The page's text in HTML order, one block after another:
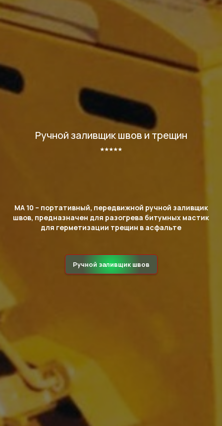
Ручной заливщик швов и трещин
⭑⭑⭑⭑⭑
MA 10 – портативный, передвижной ручной заливщик
швов, предназначен для разогрева битумных мастик
для герметизации трещин в асфальте
Ручной заливщик швов